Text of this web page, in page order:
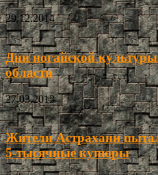
29.12.2014
Дни ногайской
области
27.03.2013
Жители Астрахани
5-тысячные купюры